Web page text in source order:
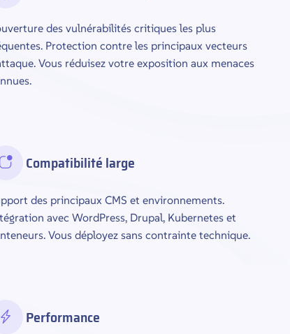
des vulnérabilités critiques les plus
Protection contre les principaux vecteurs
Vous réduisez votre exposition aux menaces
Compatibilité large
des principaux CMS et environnements.
avec WordPress, Drupal, Kubernetes et
Vous déployez sans contrainte technique.
Performance